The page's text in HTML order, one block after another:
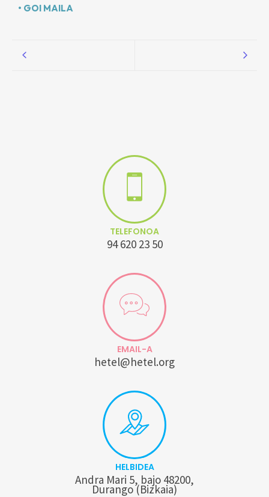
• GOI MAILA
TELEFONOA
94 620 23 50
EMAIL-A
hetel@hetel.org
HELBIDEA
Andra Mari 5, bajo 48200,
Durango (Bizkaia)